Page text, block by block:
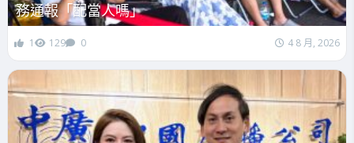
務通報「配當人嗎」
1 129 0 4 8 月, 2026